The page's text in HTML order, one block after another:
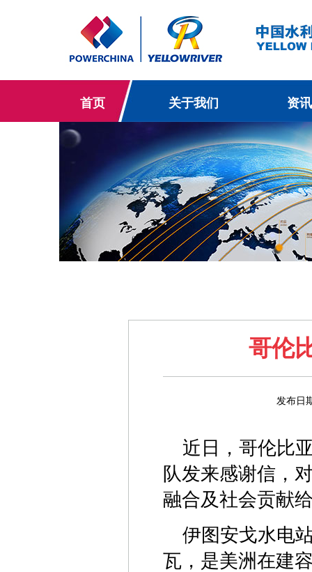
首页 关于我们 资
哥伦
发布日
近日，哥伦比
队发来感谢信，
融合及社会贡献
伊图安戈水电
瓦，是美洲在建